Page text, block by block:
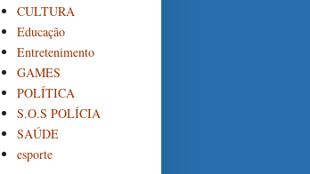
CULTURA
Educação
Entretenimento
GAMES
POLÍTICA
S.O.S POLÍCIA
SAÚDE
esporte